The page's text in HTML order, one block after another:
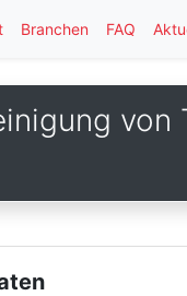
Branchen FAQ